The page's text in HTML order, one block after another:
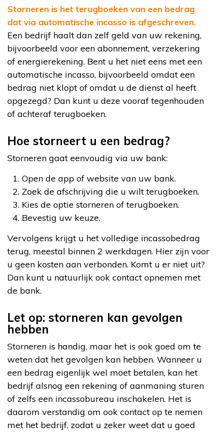
Storneren is het terugboeken van een bedrag
dat via automatische incasso is afgeschreven.
Een bedrijf haalt dan zelf geld van uw rekening,
bijvoorbeeld voor een abonnement, verzekering
of energierekening. Bent u het niet eens met een
automatische incasso, bijvoorbeeld omdat een
bedrag niet klopt of omdat u de dienst al heeft
opgezegd? Dan kunt u deze vooraf tegenhouden
of achteraf terugboeken.
Hoe storneert u een bedrag?
Storneren gaat eenvoudig via uw bank:
Open de app of website van uw bank.
Zoek de afschrijving die u wilt terugboeken.
Kies de optie storneren of terugboeken.
Bevestig uw keuze.
Vervolgens krijgt u het volledige incassobedrag
terug, meestal binnen 2 werkdagen. Hier zijn voor
u geen kosten aan verbonden. Komt u er niet uit?
Dan kunt u natuurlijk ook contact opnemen met
de bank.
Let op: storneren kan gevolgen
hebben
Storneren is handig, maar het is ook goed om te
weten dat het gevolgen kan hebben. Wanneer u
een bedrag eigenlijk wel moet betalen, kan het
bedrijf alsnog een rekening of aanmaning sturen
of zelfs een incassobureau inschakelen. Het is
daarom verstandig om ook contact op te nemen
met het bedrijf, zodat u zeker weet dat u goed